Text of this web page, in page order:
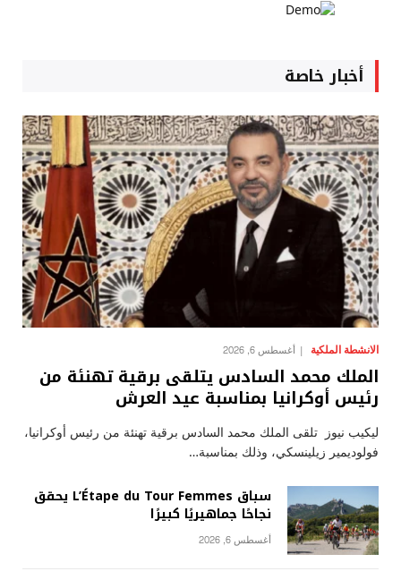
أخبار خاصة
الانشطة الملكية أغسطس 6, 2026
الملك محمد السادس يتلقى برقية تهنئة من
رئيس أوكرانيا بمناسبة عيد العرش
ليكيب نيوز تلقى الملك محمد السادس برقية تهنئة من رئيس أوكرانيا،
فولوديمير زيلينسكي، وذلك بمناسبة…
سباق L’Étape du Tour Femmes يحقق
نجاحًا جماهيريًا كبيرًا
أغسطس 6, 2026